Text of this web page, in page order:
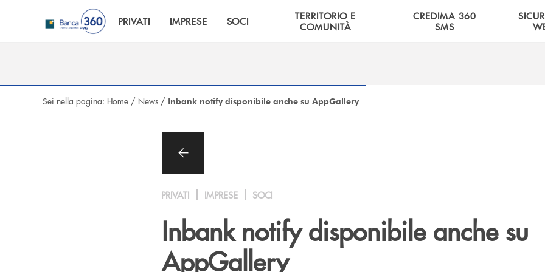
Salta al contenuto principale
PRIVATI IMPRESE SOCI
TERRITORIO E
COMUNITÀ
CREDIMA 360
SMS
Sei nella pagina: Home / News / Inbank notify disponibile anche su AppGallery
PRIVATI IMPRESE SOCI
Inbank notify disponibile anche su
AppGallery